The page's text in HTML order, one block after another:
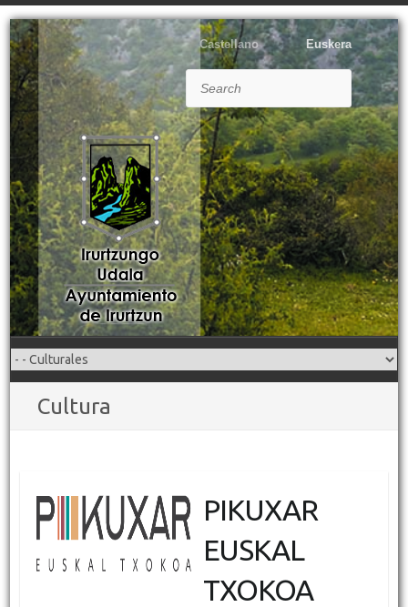
Castellano Euskera
Cultura
PIKUXAR
EUSKAL
TXOKOA